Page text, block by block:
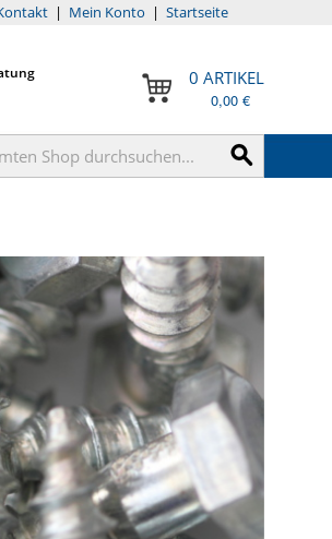
Startseite
|
Mein Konto
|
0 ARTIKEL
0,00 €